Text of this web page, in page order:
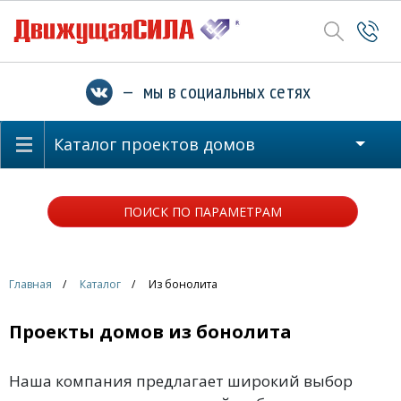
— мы в социальных сетях
Каталог проектов домов
ПОИСК ПО ПАРАМЕТРАМ
Главная Каталог Из бонолита
Проекты домов из бонолита
Наша компания предлагает широкий выбор